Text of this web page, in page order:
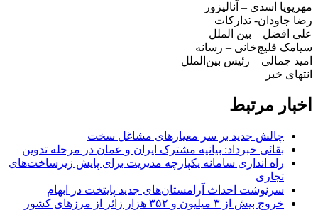
مهرپویا اسدی – آنالیزور
رضا جاودان- تدارکات
علی افضل – بین الملل
سیامک قلیچ‌خانی – رسانه
امید جمالی – رئیس بین‌الملل
انتهای خبر
اخبار مرتبط
چالش جدید بر سر معیارهای مشاغل سخت
بقائی خبرداد: بیانیه مشترک ایران و عمان در مرحله تدوین
راه اندازی سامانه یکپارچه مدیریت برای پایش زیرساخت‌های
تجاری
سرنوشت احداث آرامستان‌های جدید پایتخت در ابهام
خروج بیش از ۳ میلیون و ۳۵۲ هزار زائر از مرزهای کشور